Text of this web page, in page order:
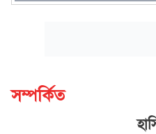
সম্পর্কিত